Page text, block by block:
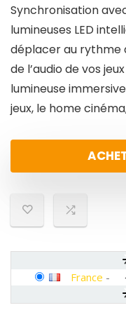
Synchronisation
lumineuses LED
déplacer au rythme
de l’audio de vos
lumineuse
jeux, le home
France -